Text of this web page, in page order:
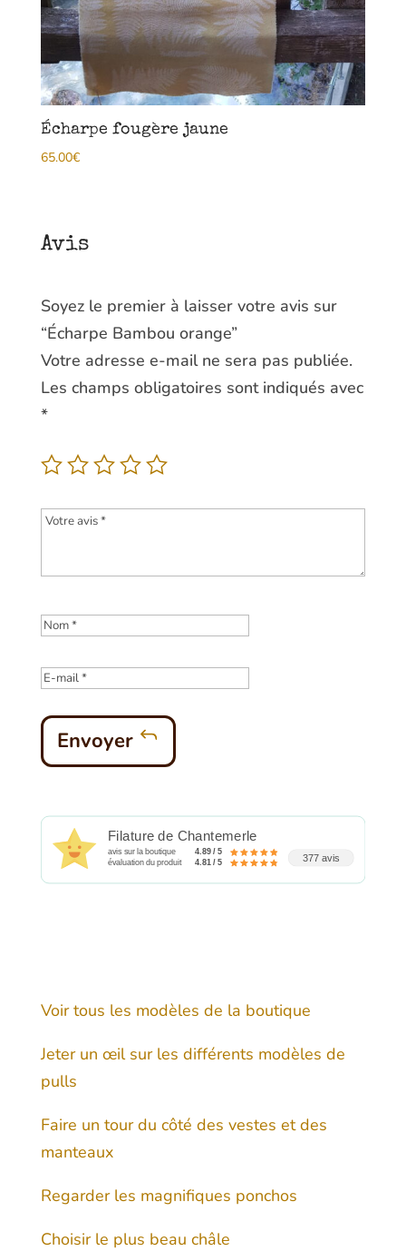
Écharpe fougère jaune
65.00€
Avis
Soyez le premier à laisser votre avis sur
“Écharpe Bambou orange”
Votre adresse e-mail ne sera pas publiée.
Les champs obligatoires sont indiqués avec
*
Envoyer
Filature de Chantemerle
avis sur la boutique
4.89 / 5
évaluation du produit
4.81 / 5 377 avis
Voir tous les modèles de la boutique
Jeter un œil sur les différents modèles de
pulls
Faire un tour du côté des vestes et des
manteaux
Regarder les magnifiques ponchos
Choisir le plus beau châle